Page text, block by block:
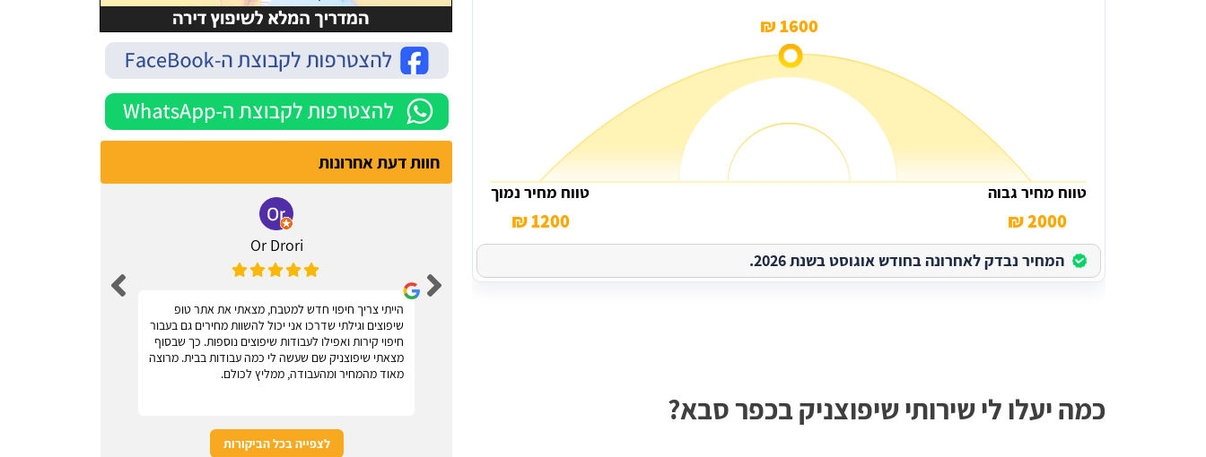
1600 ₪
טווח מחיר גבוה
2000 ₪
טווח מחיר נמוך
1200 ₪
המחיר נבדק לאחרונה בחודש אוגוסט בשנת 2026.
כמה יעלו לי שירותי שיפוצניק בכפר סבא?
חוות דעת אחרונות
Or Drori
הייתי צריך חיפוי חדש למטבח, מצאתי את אתר טופ
שיפוצים וגילתי שדרכו אני יכול להשוות מחירים גם בעבור
חיפוי קירות ואפילו לעבודות שיפוצים נוספות. כך שבסוף
מצאתי שיפוצניק שם שעשה לי כמה עבודות בבית. מרוצה
מאוד מהמחיר ומהעבודה, ממליץ לכולם.
דור קדם יניב לורן
לצפייה בכל הביקורות